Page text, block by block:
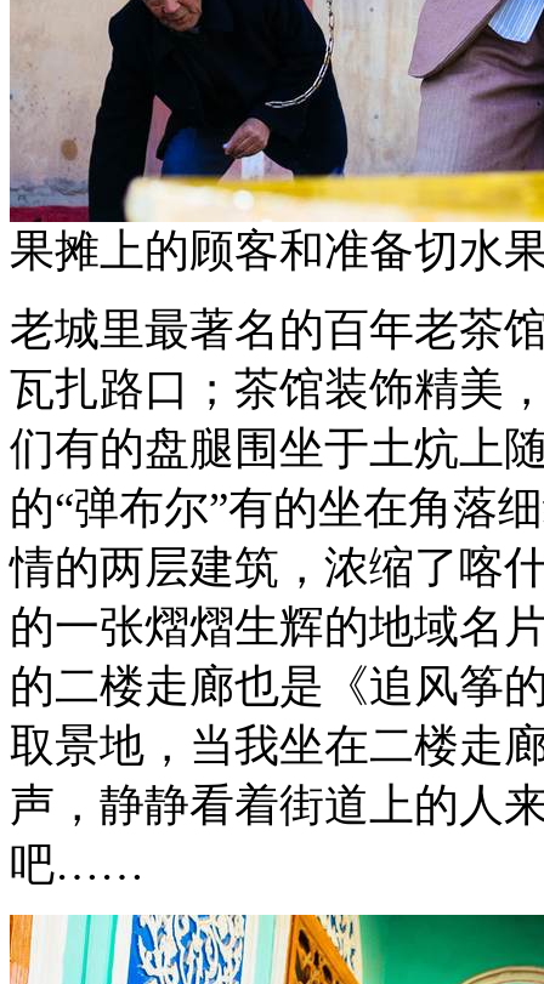
果摊上的顾客和准备切水
老城里最著名的百年老茶
瓦扎路口；茶馆装饰精美
们有的盘腿围坐于土炕上
的“弹布尔”有的坐在角落
情的两层建筑，浓缩了喀
的一张熠熠生辉的地域名
的二楼走廊也是《追风筝
取景地，当我坐在二楼走
声，静静看着街道上的人
吧……